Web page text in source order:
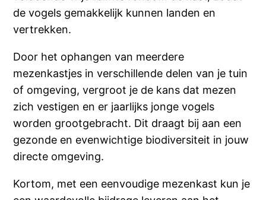
de vogels gemakkelijk kunnen landen en
vertrekken.
Door het ophangen van meerdere
mezenkastjes in verschillende delen van je tuin
of omgeving, vergroot je de kans dat mezen
zich vestigen en er jaarlijks jonge vogels
worden grootgebracht. Dit draagt bij aan een
gezonde en evenwichtige biodiversiteit in jouw
directe omgeving.
Kortom, met een eenvoudige mezenkast kun je